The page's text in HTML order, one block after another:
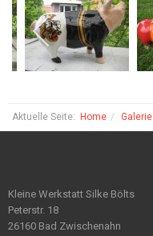
Aktuelle Seite: Home Galerie
Kleine Werkstatt Silke Bölts
Peterstr. 18
26160 Bad Zwischenahn